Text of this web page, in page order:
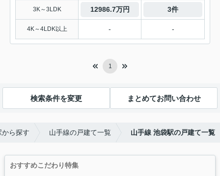
3K～3LDK 12986.7万円 3件
4K～4LDK以上 - -
1
検索条件を変更 まとめてお問い合わせ
ら探す 山手線の戸建て一覧 山手線 池袋駅の戸建て一覧
おすすめこだわり特集